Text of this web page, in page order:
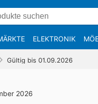
ELEKTRONIK
Gültig bis 01.09.2026
2026